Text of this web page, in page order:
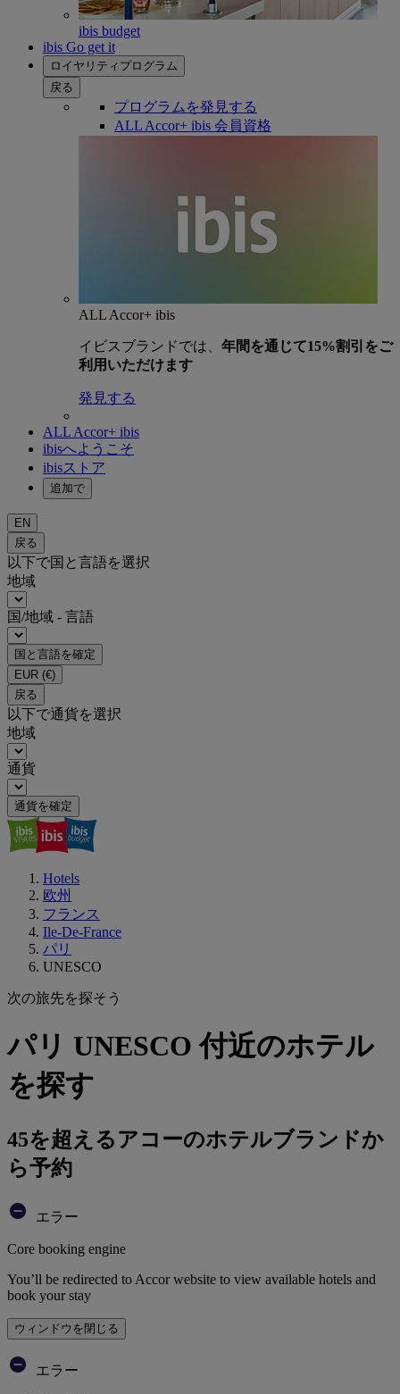
ibis budget
ibis Go get it
ロイヤリティプログラム
戻る
プログラムを発見する
ALL Accor+ ibis 会員資格
ALL Accor+ ibis
イビスブランドでは、 年間を通じて15%割引をご
利用いただけます
発見する
ALL Accor+ ibis
ibisへようこそ
ibisストア
追加で
EN
戻る
以下で国と言語を選択
地域
国/地域 - 言語
国と言語を確定
EUR (€)
戻る
以下で通貨を選択
地域
通貨
通貨を確定
Hotels
欧州
フランス
Ile-De-France
パリ
UNESCO
次の旅先を探そう
パリ UNESCO 付近のホテル
を探す
45を超えるアコーのホテルブランドか
ら予約
エラー
Core booking engine
You’ll be redirected to Accor website to view available hotels and
book your stay
ウィンドウを閉じる
エラー